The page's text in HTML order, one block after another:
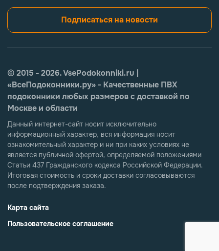
Подписаться на новости
© 2015 - 2026. VsePodokonniki.ru |
«ВсеПодоконники.ру» - Качественные ПВХ
подоконники любых размеров с доставкой по
Москве и области
Данный интернет-сайт носит исключительно
информационный характер, вся информация носит
ознакомительный характер и ни при каких условиях не
является публичной офертой, определяемой положениями
Статьи 437 Гражданского кодекса Российской Федерации.
Итоговая стоимость и сроки доставки согласовываются
после подтверждения заказа.
Карта сайта
Пользовательское соглашение